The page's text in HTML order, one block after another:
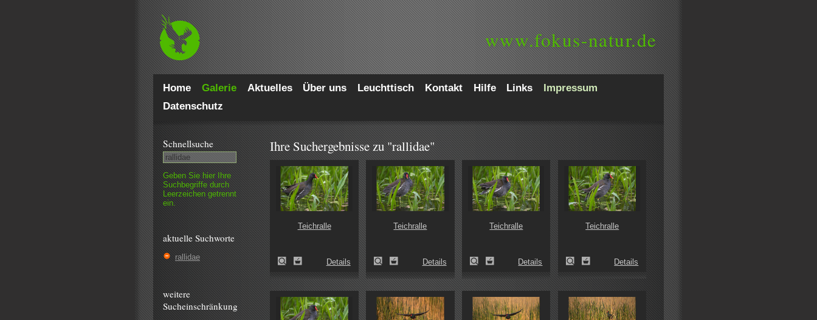
www.fokus-natur.de
Home Galerie Aktuelles Über uns Leuchttisch Kontakt Hilfe Links
Impressum
Datenschutz
Schnell­suche
Geben Sie hier Ihre
Such­begriffe durch
Leer­zeichen getrennt
ein.
aktuelle Suchworte
rallidae
weitere
Sucheinschränkung
Ihre Suchergebnisse zu "rallidae"
Teichralle
Details
Teichralle
Details
Teichralle
Details
Teichralle
Details